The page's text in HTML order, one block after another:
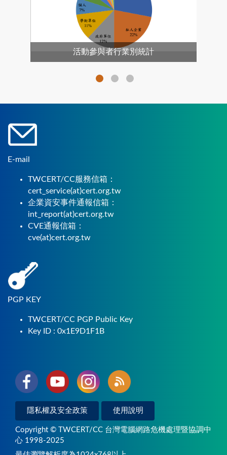
活動參與者行業別統計
E-mail
TWCERT/CC服務信箱：
cert_service(at)cert.org.tw
企業資安事件通報信箱：
int_report(at)cert.org.tw
CVE通報信箱：
cve(at)cert.org.tw
PGP KEY
TWCERT/CC PGP Public Key
Key ID : 0x1E9D1F1B
隱私權及安全政策 使用說明
Copyright © TWCERT/CC 台灣電腦網路危機處理暨協調中
心 1998-2025